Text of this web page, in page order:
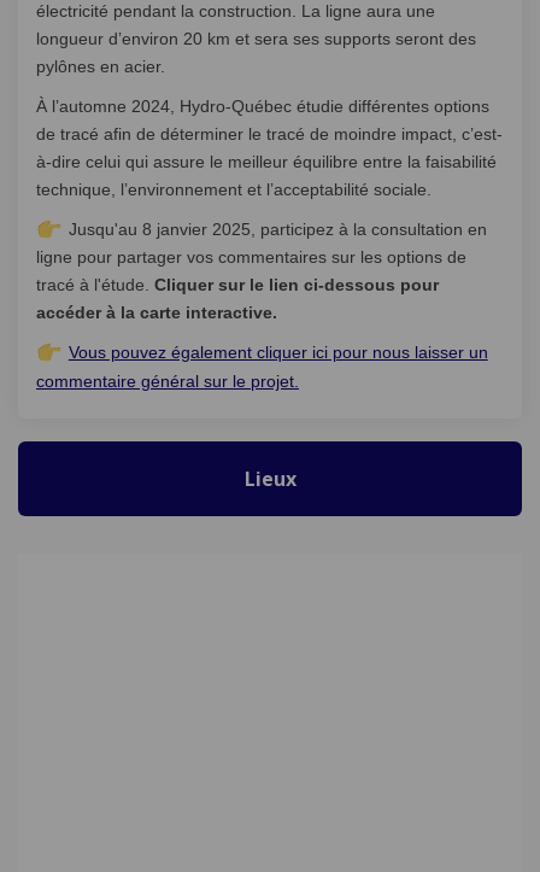
électricité pendant la construction. La ligne aura une
longueur d’environ 20 km et sera ses supports seront des
pylônes en acier.
À l’automne 2024, Hydro-Québec étudie différentes options
de tracé afin de déterminer le tracé de moindre impact, c’est-
à-dire celui qui assure le meilleur équilibre entre la faisabilité
technique, l’environnement et l’acceptabilité sociale.
Jusqu'au 8 janvier 2025, participez à la consultation en
ligne pour partager vos commentaires sur les options de
tracé à l'étude. Cliquer sur le lien ci-dessous pour
accéder à la carte interactive.
Vous pouvez également cliquer ici pour nous laisser un
commentaire général sur le projet.
Lieux